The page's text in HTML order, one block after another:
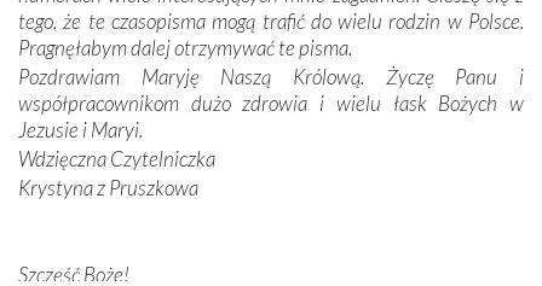
zwycięskich bitwach i nieszczęśliwych losach grzesznych
kochanków.
Byli tym razem pośród Apostołów Fatimy reprezentanci
każdego spośród żyjących pokoleń. Najmłodszy uczestnik
liczył sobie 13 lat, zaś senior, pan Zdzisław – już 94.
Całe życie marzyłem, by tu przyjechać
Nasza pielgrzymka nie byłaby tak bogata w duchową treść
tego, że te czasopisma mogą trafić do wielu rodzin w Polsce.
Pragnęłabym dalej otrzymywać te pisma.
Pozdrawiam Maryję Naszą Królową. Życzę Panu i
współpracownikom dużo zdrowia i wielu łask Bożych w
Jezusie i Maryi.
Wdzięczna Czytelniczka
Krystyna z Pruszkowa
Szczęść Boże!